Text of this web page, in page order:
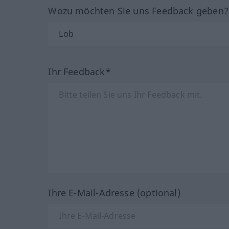
Wozu möchten Sie uns Feedback
Ihr Feedback*
Ihre E-Mail-Adresse (optional)